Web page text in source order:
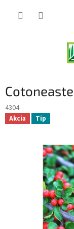
4304
Akcia Tip